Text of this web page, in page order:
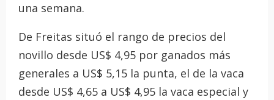
una semana.
De Freitas situó el rango de precios del
novillo desde US$ 4,95 por ganados más
generales a US$ 5,15 la punta, el de la vaca
desde US$ 4,65 a US$ 4,95 la vaca especial y